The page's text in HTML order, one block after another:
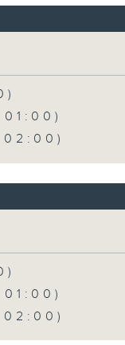
02:00)
02:00)